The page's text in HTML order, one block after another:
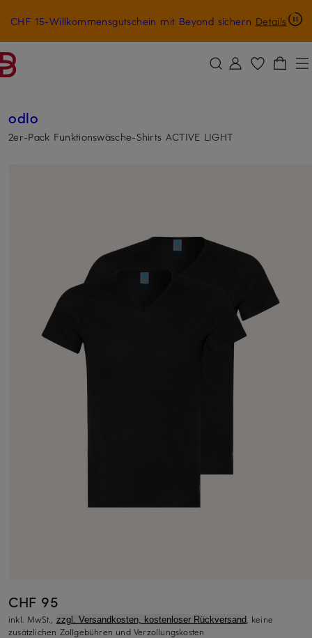
ZUM HAUPTINHALT ÜBERSPRINGEN ZUM SUCHFELD ÜBERSPRINGEN
CHF 15-Willkommensgutschein mit Beyond sichern Details
odlo
2er-Pack Funktionswäsche-Shirts ACTIVE LIGHT
CHF 95
inkl. MwSt., zzgl. Versandkosten, kostenloser Rückversand, keine
zusätzlichen Zollgebühren und Verzollungskosten